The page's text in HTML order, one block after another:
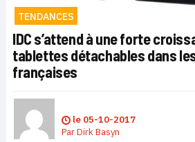
TENDANCES
IDC s’attend à une forte
tablettes détachables dans
françaises
le 05-10-2017
ParDirk Basyn